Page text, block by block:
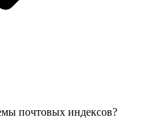
почтовых индексов?